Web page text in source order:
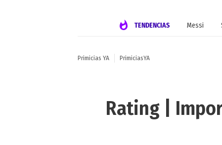
TENDENCIAS Messi
Primicias YA PrimiciasYA
Rating |